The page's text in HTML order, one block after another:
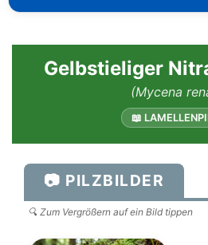
Gelbstieliger
(Mycena
📖
📷 PILZBILDER
🔍 Zum Vergrößern auf ein Bild tippen